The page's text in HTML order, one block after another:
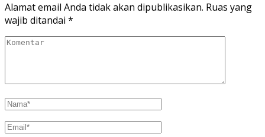
Alamat email Anda tidak akan dipublikasikan. Ruas yang
wajib ditandai *